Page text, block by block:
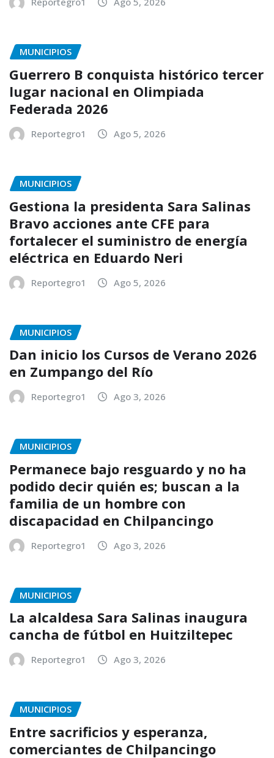
MUNICIPIOS
Guerrero B conquista histórico tercer
lugar nacional en Olimpiada
Federada 2026
Reportegro1 Ago 5, 2026
MUNICIPIOS
Gestiona la presidenta Sara Salinas
Bravo acciones ante CFE para
fortalecer el suministro de energía
eléctrica en Eduardo Neri
Reportegro1 Ago 5, 2026
MUNICIPIOS
Dan inicio los Cursos de Verano 2026
en Zumpango del Río
Reportegro1 Ago 3, 2026
MUNICIPIOS
Permanece bajo resguardo y no ha
podido decir quién es; buscan a la
familia de un hombre con
discapacidad en Chilpancingo
Reportegro1 Ago 3, 2026
MUNICIPIOS
La alcaldesa Sara Salinas inaugura
cancha de fútbol en Huitziltepec
Reportegro1 Ago 3, 2026
MUNICIPIOS
Entre sacrificios y esperanza,
comerciantes de Chilpancingo